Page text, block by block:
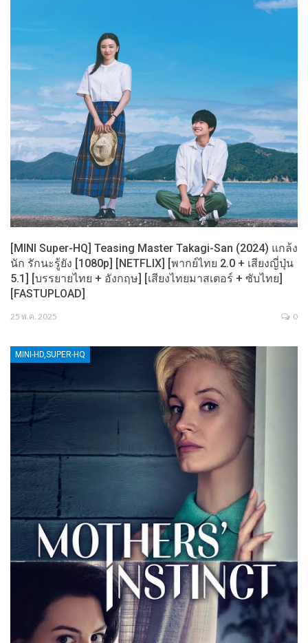
[MINI Super-HQ] Teasing Master Takagi-San (2024) แกล้ง
นัก รักนะรู้ยัง [1080p] [NETFLIX] [พากย์ไทย 2.0 + เสียงญี่ปุ่น
5.1] [บรรยายไทย + อังกฤษ] [เสียงไทยมาสเตอร์ + ซับไทย]
[FASTUPLOAD]
25 พ.ค. 2025 0
MINI-HD,SUPER-HQ